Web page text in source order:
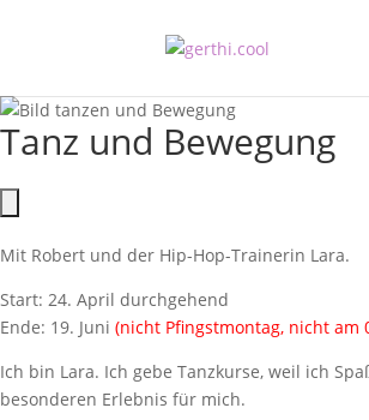
Tanz und Bewegung
Mit Robert und der Hip-Hop-Trainerin Lara.
Start: 24. April durchgehend
Ende: 19. Juni (nicht Pfingstmontag, nicht am
Ich bin Lara. Ich gebe Tanzkurse, weil ich
besonderen Erlebnis für mich.